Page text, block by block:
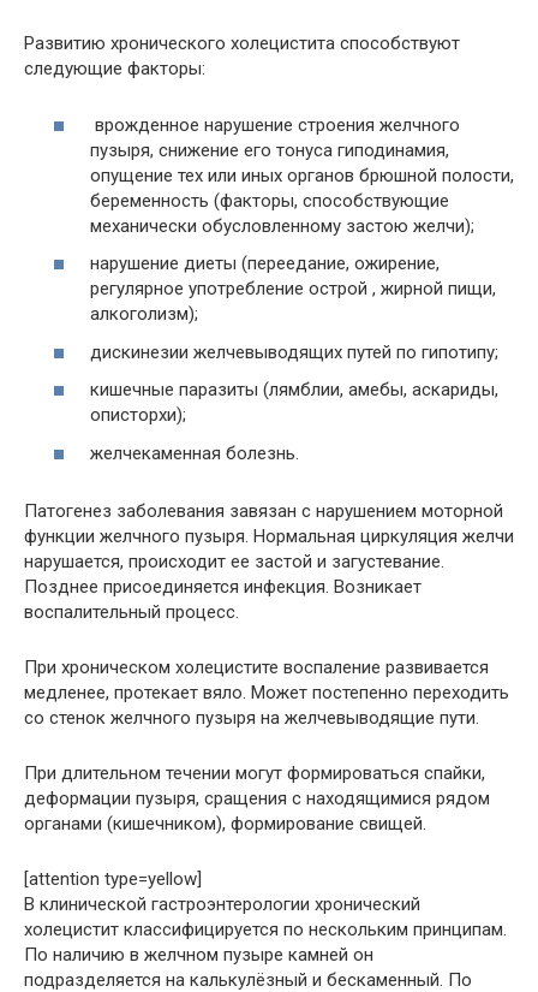
Развитию хронического холецистита способствуют
следующие факторы:
врожденное нарушение строения желчного
пузыря, снижение его тонуса гиподинамия,
опущение тех или иных органов брюшной полости,
беременность (факторы, способствующие
механически обусловленному застою желчи);
нарушение диеты (переедание, ожирение,
регулярное употребление острой , жирной пищи,
алкоголизм);
дискинезии желчевыводящих путей по гипотипу;
кишечные паразиты (лямблии, амебы, аскариды,
описторхи);
желчекаменная болезнь.
Патогенез заболевания завязан с нарушением моторной
функции желчного пузыря. Нормальная циркуляция желчи
нарушается, происходит ее застой и загустевание.
Позднее присоединяется инфекция. Возникает
воспалительный процесс.
При хроническом холецистите воспаление развивается
медленее, протекает вяло. Может постепенно переходить
со стенок желчного пузыря на желчевыводящие пути.
При длительном течении могут формироваться спайки,
деформации пузыря, сращения с находящимися рядом
органами (кишечником), формирование свищей.
[attention type=yellow]
В клинической гастроэнтерологии хронический
холецистит классифицируется по нескольким принципам.
По наличию в желчном пузыре камней он
подразделяется на калькулёзный и бескаменный. По